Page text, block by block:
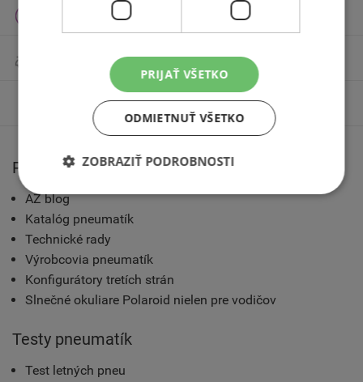
Celoročné pneumatiky
Motocyklové pneumatiky
Príslušenstvo
Pre motoristov
AZ blog
Katalóg pneumatík
Technické rady
Výrobcovia pneumatík
Konfigurátory tretích strán
Slnečné okuliare Polaroid nielen pre vodičov
Testy pneumatík
Test letných pneu
PRIJAŤ VŠETKO
ODMIETNUŤ VŠETKO
ZOBRAZIŤ PODROBNOSTI